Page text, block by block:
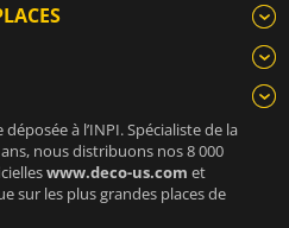
à l’INPI. Spécialiste de la
nous distribuons nos 8 000
www.deco-us.com et
sur les plus grandes places de